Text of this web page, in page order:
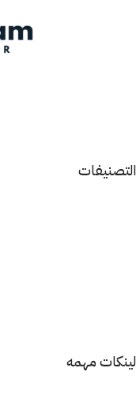
التصنيفات
لينكات مهمه